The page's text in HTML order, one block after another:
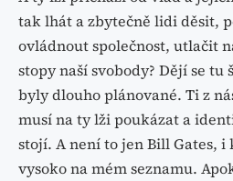
tak lhát a zbytečně lidi děsit,
ovládnout společnost, utlačit
stopy naší svobody? Dějí se tu
byly dlouho plánované. Ti z
musí na ty lži poukázat a
stojí. A není to jen Bill Gates, i
vysoko na mém seznamu.